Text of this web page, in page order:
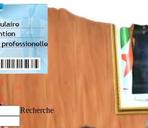
Recherche